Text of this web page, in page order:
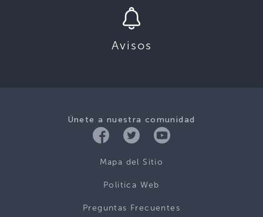
Avisos
Únete a nuestra comunidad
Mapa del Sitio
Politica Web
Preguntas Frecuentes